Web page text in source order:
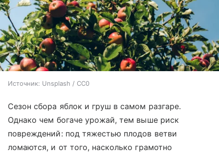
Источник: Unsplash / CC0
Сезон сбора яблок и груш в самом разгаре.
Однако чем богаче урожай, тем выше риск
повреждений: под тяжестью плодов ветви
ломаются, и от того, насколько грамотно